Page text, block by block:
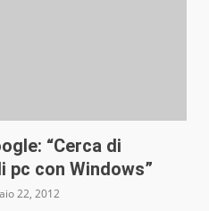
“Cerca di
pc con Windows”
22, 2012